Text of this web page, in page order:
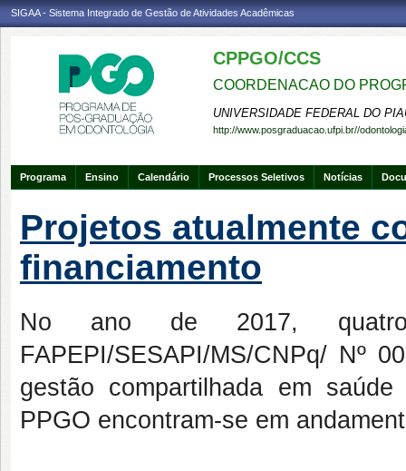
SIGAA - Sistema Integrado de Gestão de Atividades Acadêmicas
CPPGO/CCS
COORDENACAO DO
UNIVERSIDADE FEDERAL DO
http://www.posgraduacao.ufpi.br//
Programa Ensino Calendário Processos Seletivos Notícias
Projetos atualmente
financiamento
No ano de 2017, quatro
FAPEPI/SESAPI/MS/CNPq/ Nº
gestão compartilhada em
PPGO encontram-se em